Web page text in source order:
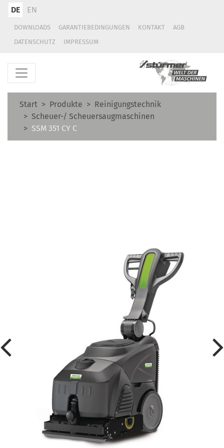
DE EN
DOWNLOADS GARANTIEBEDINGUNGEN KONTAKT
AGB
DATENSCHUTZ
IMPRESSUM
Start Produkte
Reinigungstechnik
Scheuer-/ Scheuersaugmaschinen
SSM 351 CY C